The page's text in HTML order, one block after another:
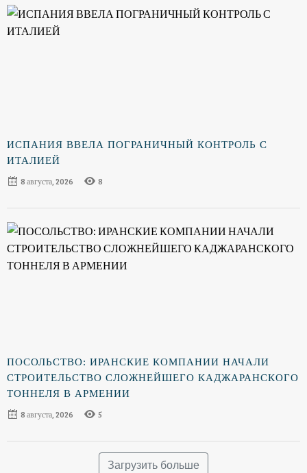
ИСПАНИЯ ВВЕЛА ПОГРАНИЧНЫЙ КОНТРОЛЬ С
ИТАЛИЕЙ
8 августа, 2026
8
ПОСОЛЬСТВО: ИРАНСКИЕ КОМПАНИИ НАЧАЛИ
СТРОИТЕЛЬСТВО СЛОЖНЕЙШЕГО КАДЖАРАНСКОГО
ТОННЕЛЯ В АРМЕНИИ
8 августа, 2026
5
Загрузить больше